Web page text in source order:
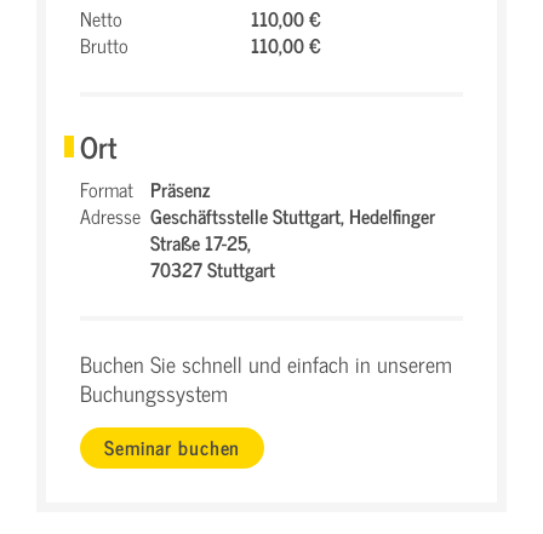
Netto
110,00 €
Brutto
110,00 €
Ort
Format Präsenz
Adresse Geschäftsstelle Stuttgart,Hedelfinger
Straße 17-25,
70327 Stuttgart
Buchen Sie schnell und einfach in unserem
Buchungssystem
Seminar buchen